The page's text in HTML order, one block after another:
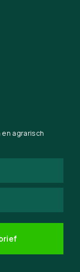
agrarisch